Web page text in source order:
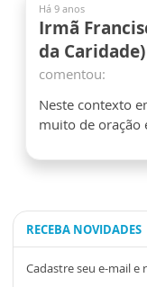
Há 9 anos
Irmã
da Caridade)
comentou:
Neste contexto
muito de oração
RECEBA NOVIDADES
Cadastre seu e-mail